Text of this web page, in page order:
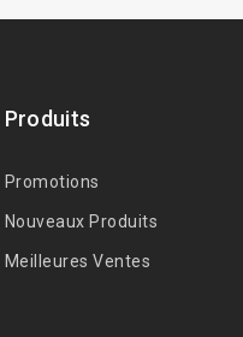
Produits
Promotions
Nouveaux Produits
Meilleures Ventes